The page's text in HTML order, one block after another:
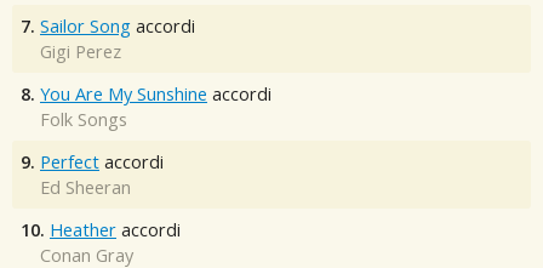
7. Sailor Song accordi
Gigi Perez
8. You Are My Sunshine accordi
Folk Songs
9. Perfect accordi
Ed Sheeran
10. Heather accordi
Conan Gray